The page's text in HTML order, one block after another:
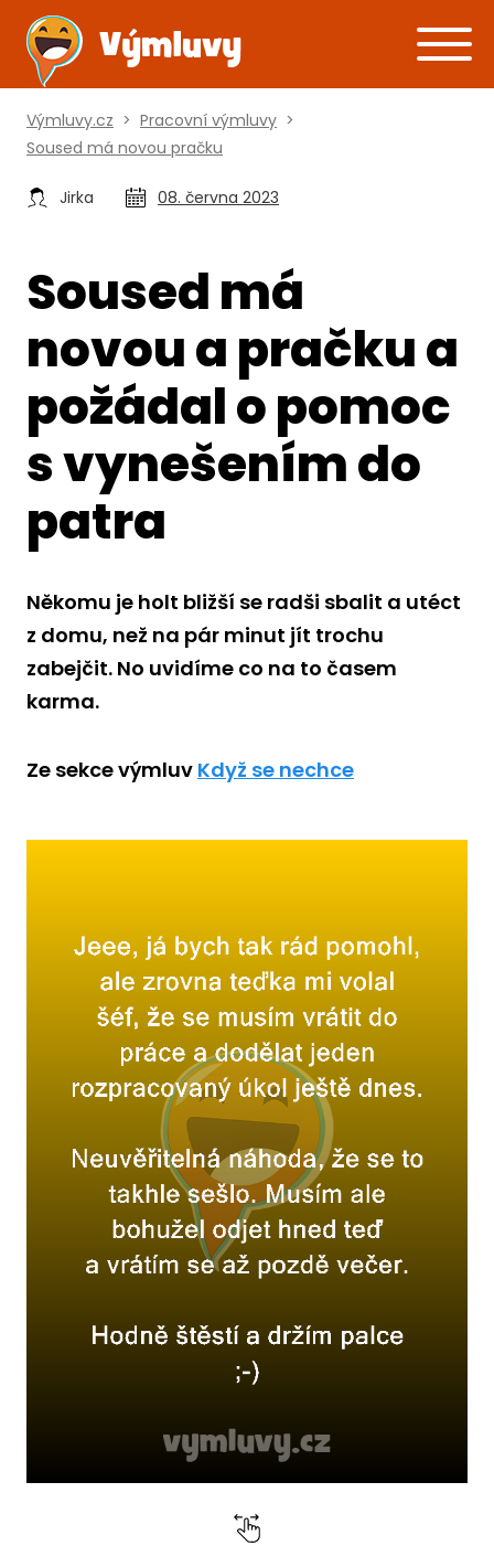
Výmluvy.cz > Pracovní výmluvy >
Soused má novou pračku
Jirka 08. června 2023
Soused má
novou a pračku a
požádal o pomoc
s vynešením do
patra
Někomu je holt bližší se radši sbalit a utéct
z domu, než na pár minut jít trochu
zabejčit. No uvidíme co na to časem
karma.
Ze sekce výmluv Když se nechce